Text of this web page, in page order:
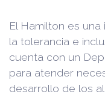
El Hamilton es una
la tolerancia e
cuenta con un
para atender
desarrollo de los